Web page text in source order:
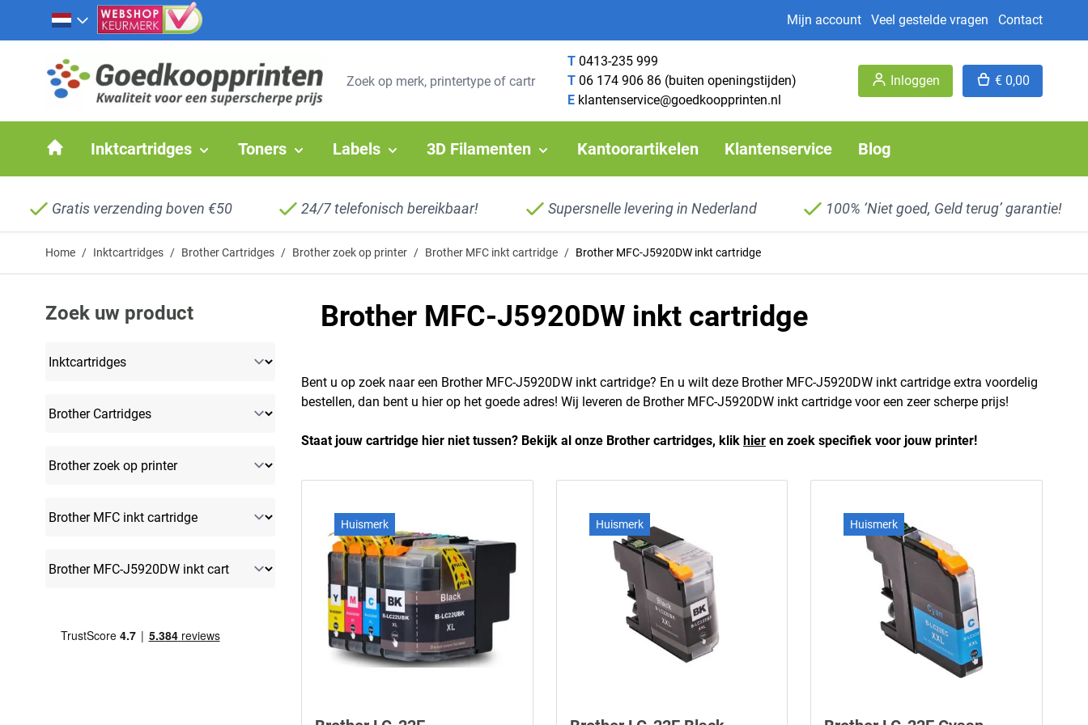
Ga naar de inhoud
Mijn account Veel gestelde vragen Contact
T 0413-235 999
T 06 174 906 86 (buiten openingstijden)
E klantenservice@goedkoopprinten.nl
Inloggen € 0,00
Inktcartridges Toners Labels 3D Filamenten Kantoorartikelen Klantenservice Blog
Gratis verzending boven €50 24/7 telefonisch bereikbaar! Supersnelle levering in Nederland 100% ‘Niet goed, Geld terug’ garantie!
Home / Inktcartridges / Brother Cartridges / Brother zoek op printer / Brother MFC inkt cartridge / Brother MFC-J5920DW inkt cartridge
Zoek uw product Brother MFC-J5920DW inkt cartridge
Bent u op zoek naar een Brother MFC-J5920DW inkt cartridge? En u wilt deze Brother MFC-J5920DW inkt cartridge extra voordelig
bestellen, dan bent u hier op het goede adres! Wij leveren de Brother MFC-J5920DW inkt cartridge voor een zeer scherpe prijs!
Staat jouw cartridge hier niet tussen? Bekijk al onze Brother cartridges, klik hier en zoek specifiek voor jouw printer!
Huismerk Huismerk Huismerk